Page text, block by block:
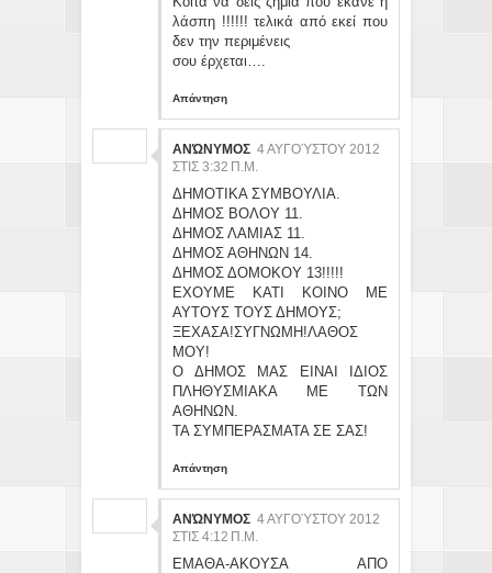
λάσπη !!!!!! τελικά από εκεί που
δεν την περιμένεις
σου έρχεται….
Απάντηση
ΑΝΏΝΥΜΟΣ 4 ΑΥΓΟΎΣΤΟΥ 2012
ΣΤΙΣ 3:32 Π.Μ.
ΔΗΜΟΤΙΚΑ ΣΥΜΒΟΥΛΙΑ.
ΔΗΜΟΣ ΒΟΛΟΥ 11.
ΔΗΜΟΣ ΛΑΜΙΑΣ 11.
ΔΗΜΟΣ ΑΘΗΝΩΝ 14.
ΔΗΜΟΣ ΔΟΜΟΚΟΥ 13!!!!!
ΕΧΟΥΜΕ ΚΑΤΙ ΚΟΙΝΟ ΜΕ
ΑΥΤΟΥΣ ΤΟΥΣ ΔΗΜΟΥΣ;
ΞΕΧΑΣΑ!ΣΥΓΝΩΜΗ!ΛΑΘΟΣ
ΜΟΥ!
Ο ΔΗΜΟΣ ΜΑΣ ΕΙΝΑΙ ΙΔΙΟΣ
ΠΛΗΘΥΣΜΙΑΚΑ ΜΕ ΤΩΝ
ΑΘΗΝΩΝ.
ΤΑ ΣΥΜΠΕΡΑΣΜΑΤΑ ΣΕ ΣΑΣ!
Απάντηση
ΑΝΏΝΥΜΟΣ 4 ΑΥΓΟΎΣΤΟΥ 2012
ΣΤΙΣ 4:12 Π.Μ.
ΕΜΑΘΑ-ΑΚΟΥΣΑ ΑΠΟ